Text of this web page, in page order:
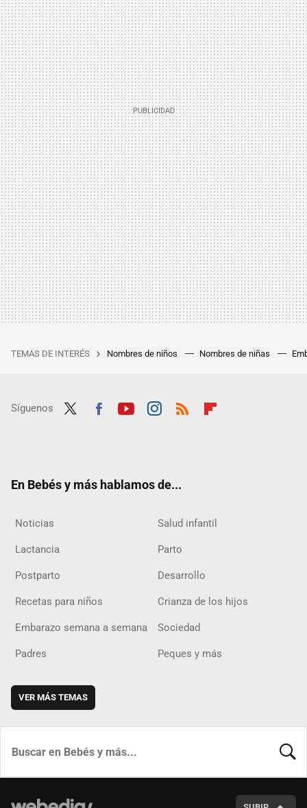
TEMAS DE INTERÉS Nombres de niños Nombres de niñas
Síguenos
En Bebés y más hablamos de...
Noticias Salud infantil
Lactancia Parto
Postparto Desarrollo
Recetas para niños Crianza de los hijos
Embarazo semana a semana Sociedad
Padres Peques y más
VER MÁS TEMAS